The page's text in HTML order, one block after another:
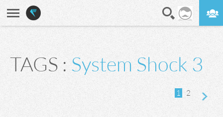
TAGS : System Shock 3
1 2
suivante